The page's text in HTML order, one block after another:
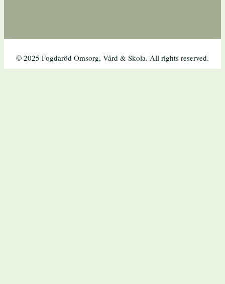
© 2025 Fogdaröd Omsorg, Vård & Skola. All rights reserved.